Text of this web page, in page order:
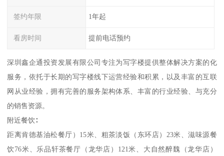
签约年限 1年起
看房时间 提前电话预约
深圳鑫企通投资发展有限公司专注为写字楼提供整体解决方案的化
服务，依托于长期的写字楼线下运营经验和积累，以及丰富的互联
网从业经验，拥有完善的服务架构体系、丰富的行业经验、与充分
的销售资源。
附近餐饮∶
距离肯德基油松餐厅）15米、粗茶淡饭（东环店）23米、滋味源餐
饮76米、乐品轩茶餐厅（龙华店）121米、大自然醉魏（龙华店）